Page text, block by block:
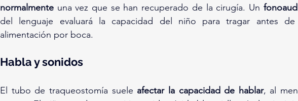
normalmente una vez que se han recuperado de la cirugía. Un
del lenguaje evaluará la capacidad del niño para tragar antes
alimentación por boca.
Habla y sonidos
El tubo de traqueostomía suele afectar la capacidad de hablar, al